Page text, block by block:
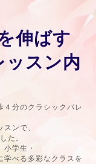
伸ばす
ッスン内
分のクラシックバレ
ンで、
た。
学生・
学べる多彩なクラスを